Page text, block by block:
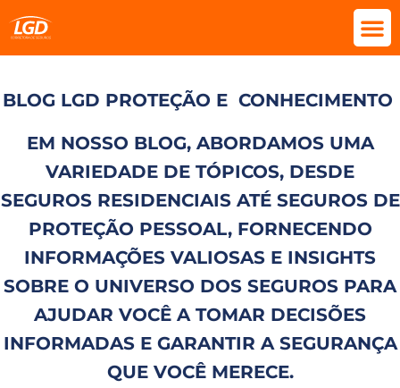
BLOG LGD PROTEÇÃO E CONHECIMENTO
EM NOSSO BLOG, ABORDAMOS UMA
VARIEDADE DE TÓPICOS, DESDE
SEGUROS RESIDENCIAIS ATÉ SEGUROS DE
PROTEÇÃO PESSOAL, FORNECENDO
INFORMAÇÕES VALIOSAS E INSIGHTS
SOBRE O UNIVERSO DOS SEGUROS PARA
AJUDAR VOCÊ A TOMAR DECISÕES
INFORMADAS E GARANTIR A SEGURANÇA
QUE VOCÊ MERECE.